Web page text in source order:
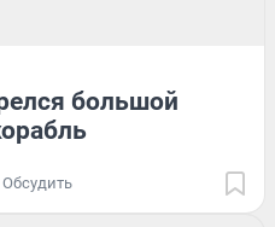
большой
Обсудить